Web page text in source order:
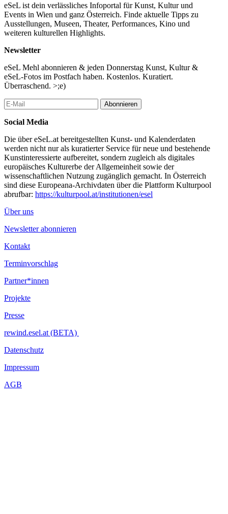
eSeL ist dein verlässliches Infoportal für Kunst, Kultur und
Events in Wien und ganz Österreich. Finde aktuelle Tipps zu
Ausstellungen, Museen, Theater, Performances, Kino und
weiteren kulturellen Highlights.
Newsletter
eSeL Mehl abonnieren & jeden Donnerstag Kunst, Kultur &
eSeL-Fotos im Postfach haben. Kostenlos. Kuratiert.
Überraschend. >;e)
Abonnieren
Social Media
Die über eSeL.at bereitgestellten Kunst- und Kalenderdaten
werden nicht nur als kuratierter Service für neue und bestehende
Kunstinteressierte aufbereitet, sondern zugleich als digitales
europäisches Kulturerbe der Allgemeinheit sowie der
wissenschaftlichen Nutzung zugänglich gemacht. In Österreich
sind diese Europeana-Archivdaten über die Plattform Kulturpool
abrufbar: https://kulturpool.at/institutionen/esel
Über uns
Newsletter abonnieren
Kontakt
Terminvorschlag
Partner*innen
Projekte
Presse
rewind.esel.at (BETA)
Datenschutz
Impressum
AGB